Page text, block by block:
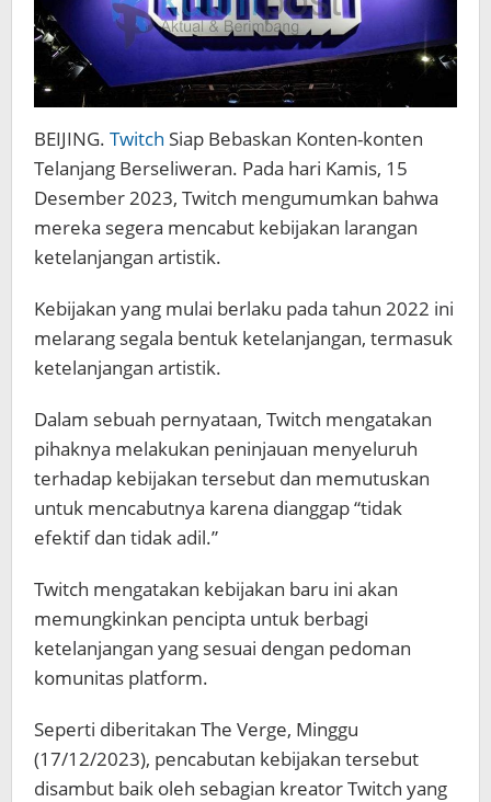
BEIJING. Twitch Siap Bebaskan Konten-konten
Telanjang Berseliweran. Pada hari Kamis, 15
Desember 2023, Twitch mengumumkan bahwa
mereka segera mencabut kebijakan larangan
ketelanjangan artistik.
Kebijakan yang mulai berlaku pada tahun 2022 ini
melarang segala bentuk ketelanjangan, termasuk
ketelanjangan artistik.
Dalam sebuah pernyataan, Twitch mengatakan
pihaknya melakukan peninjauan menyeluruh
terhadap kebijakan tersebut dan memutuskan
untuk mencabutnya karena dianggap “tidak
efektif dan tidak adil.”
Twitch mengatakan kebijakan baru ini akan
memungkinkan pencipta untuk berbagi
ketelanjangan yang sesuai dengan pedoman
komunitas platform.
Seperti diberitakan The Verge, Minggu
(17/12/2023), pencabutan kebijakan tersebut
disambut baik oleh sebagian kreator Twitch yang